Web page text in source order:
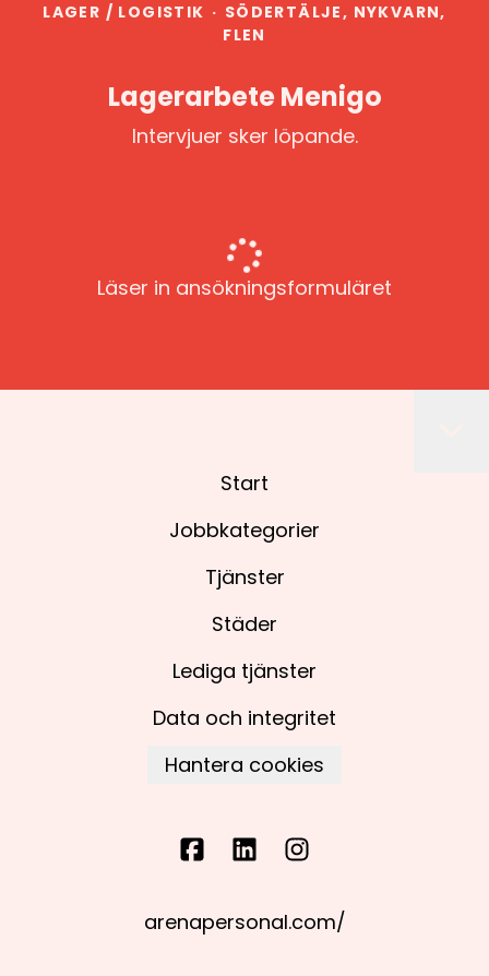
LAGER / LOGISTIK · SÖDERTÄLJE, NYKVARN,
FLEN
Lagerarbete Menigo
Intervjuer sker löpande.
Läser in ansökningsformuläret
Start
Jobbkategorier
Tjänster
Städer
Lediga tjänster
Data och integritet
Hantera cookies
arenapersonal.com/